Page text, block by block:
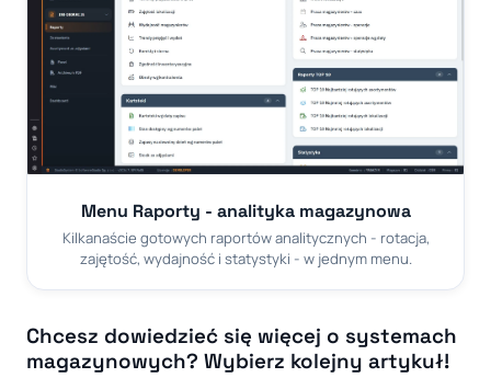
Menu Raporty - analityka magazynowa
Kilkanaście gotowych raportów analitycznych - rotacja,
zajętość, wydajność i statystyki - w jednym menu.
Chcesz dowiedzieć się więcej o systemach
magazynowych? Wybierz kolejny artykuł!